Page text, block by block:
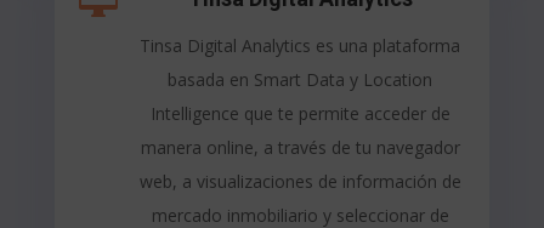
Tinsa Digital Analytics es una plataforma
basada en Smart Data y Location
Intelligence que te permite acceder de
manera online, a través de tu navegador
web, a visualizaciones de información de
mercado inmobiliario y seleccionar de